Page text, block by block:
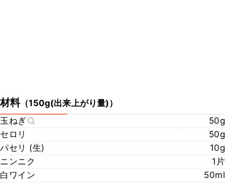
材料（150g(出来上がり量)）
玉ねぎ
50g
セロリ
50g
パセリ (生)
10g
ニンニク
1片
白ワイン
50ml